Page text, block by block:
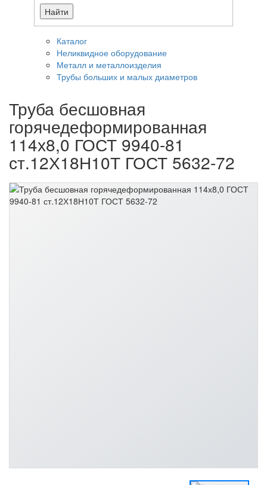
Найти
Каталог
Неликвидное оборудование
Металл и металлоизделия
Трубы больших и малых диаметров
Труба бесшовная
горячедеформированная
114х8,0 ГОСТ 9940-81
ст.12Х18Н10Т ГОСТ 5632-72